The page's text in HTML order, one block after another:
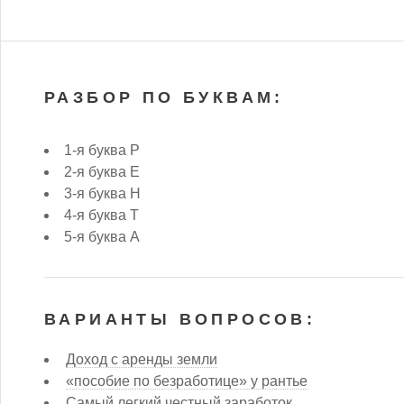
РАЗБОР ПО БУКВАМ:
1-я буква Р
2-я буква Е
3-я буква Н
4-я буква Т
5-я буква А
ВАРИАНТЫ ВОПРОСОВ:
Доход с аренды земли
«пособие по безработице» у рантье